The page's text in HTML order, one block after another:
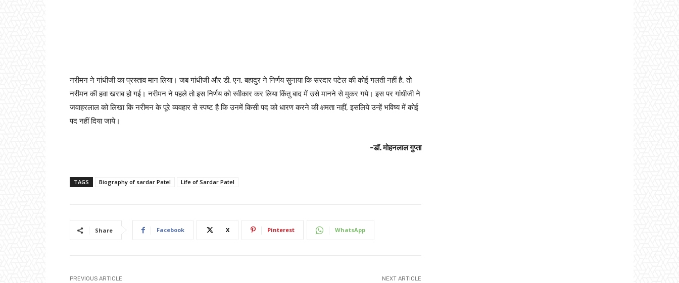
नरीमन ने गांधीजी का प्रस्ताव मान लिया। जब गांधीजी और डी. एन. बहादुर ने निर्णय सुनाया कि सरदार पटेल की कोई गलती नहीं है, तो
नरीमन की हवा खराब हो गई। नरीमन ने पहले तो इस निर्णय को स्वीकार कर लिया किंतु बाद में उसे मानने से मुकर गये। इस पर गांधीजी ने
जवाहरलाल को लिखा कि नरीमन के पूरे व्यवहार से स्पष्ट है कि उनमें किसी पद को धारण करने की क्षमता नहीं, इसलिये उन्हें भविष्य में कोई
पद नहीं दिया जाये।
-डॉ. मोहनलाल गुप्ता
TAGS Biography of sardar Patel Life of Sardar Patel
Share Facebook X Pinterest WhatsApp
PREVIOUS ARTICLE NEXT ARTICLE